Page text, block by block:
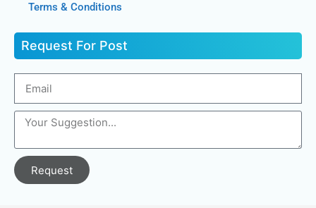
Terms & Conditions
Request For Post
Request